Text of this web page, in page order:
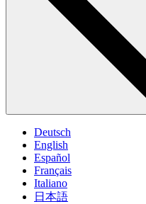
Deutsch
English
Español
Français
Italiano
日本語